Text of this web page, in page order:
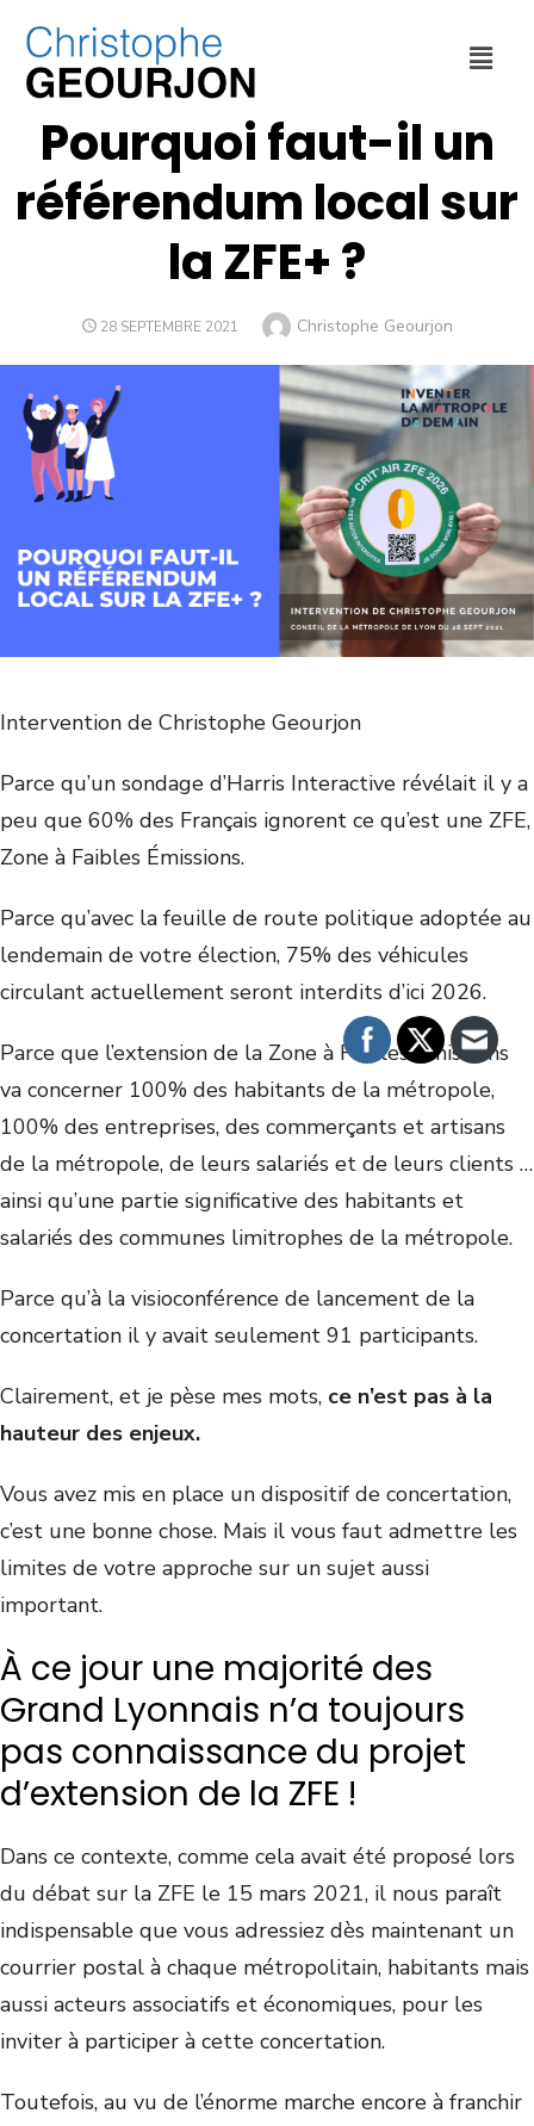
DÉPLACEMENTS, ENVIRONNEMENT
Pourquoi faut-il un
référendum local sur
la ZFE+ ?
28 SEPTEMBRE 2021 Christophe Geourjon
Intervention de Christophe Geourjon
Parce qu’un sondage d’Harris Interactive révélait il y a
peu que 60% des Français ignorent ce qu’est une ZFE,
Zone à Faibles Émissions.
Parce qu’avec la feuille de route politique adoptée au
lendemain de votre élection, 75% des véhicules
circulant actuellement seront interdits d’ici 2026.
Parce que l’extension de la Zone à Faibles Émissions
va concerner 100% des habitants de la métropole,
100% des entreprises, des commerçants et artisans
de la métropole, de leurs salariés et de leurs clients …
ainsi qu’une partie significative des habitants et
salariés des communes limitrophes de la métropole.
Parce qu’à la visioconférence de lancement de la
concertation il y avait seulement 91 participants.
Clairement, et je pèse mes mots, ce n’est pas à la
hauteur des enjeux.
Vous avez mis en place un dispositif de concertation,
c’est une bonne chose. Mais il vous faut admettre les
limites de votre approche sur un sujet aussi
important.
À ce jour une majorité des
Grand Lyonnais n’a toujours
pas connaissance du projet
d’extension de la ZFE !
Dans ce contexte, comme cela avait été proposé lors
du débat sur la ZFE le 15 mars 2021, il nous paraît
indispensable que vous adressiez dès maintenant un
courrier postal à chaque métropolitain, habitants mais
aussi acteurs associatifs et économiques, pour les
inviter à participer à cette concertation.
Toutefois, au vu de l’énorme marche encore à franchir